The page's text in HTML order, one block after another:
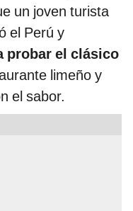
un joven turista
el Perú y
probar el clásico
limeño y
el sabor.